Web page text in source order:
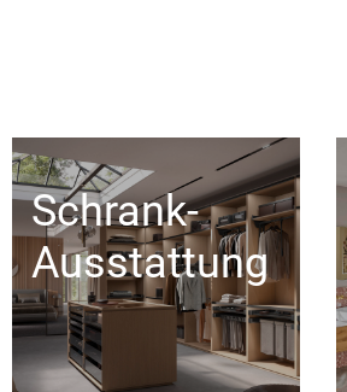
Schrank-
Ausstattung